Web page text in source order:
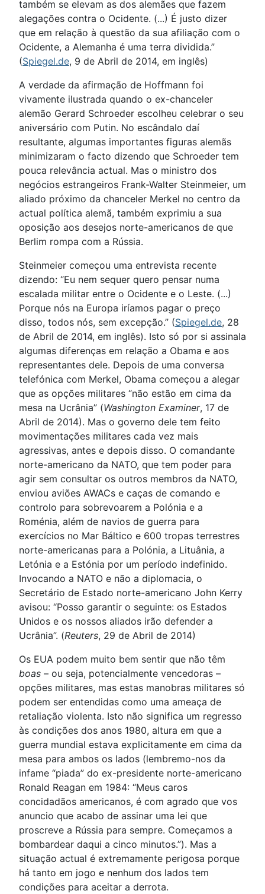
também se elevam as dos alemães que fazem
alegações contra o Ocidente. (...) É justo dizer
que em relação à questão da sua afiliação com o
Ocidente, a Alemanha é uma terra dividida.”
(Spiegel.de, 9 de Abril de 2014, em inglês)
A verdade da afirmação de Hoffmann foi
vivamente ilustrada quando o ex-chanceler
alemão Gerard Schroeder escolheu celebrar o seu
aniversário com Putin. No escândalo daí
resultante, algumas importantes figuras alemãs
minimizaram o facto dizendo que Schroeder tem
pouca relevância actual. Mas o ministro dos
negócios estrangeiros Frank-Walter Steinmeier, um
aliado próximo da chanceler Merkel no centro da
actual política alemã, também exprimiu a sua
oposição aos desejos norte-americanos de que
Berlim rompa com a Rússia.
Steinmeier começou uma entrevista recente
dizendo: “Eu nem sequer quero pensar numa
escalada militar entre o Ocidente e o Leste. (...)
Porque nós na Europa iríamos pagar o preço
disso, todos nós, sem excepção.” (Spiegel.de, 28
de Abril de 2014, em inglês). Isto só por si assinala
algumas diferenças em relação a Obama e aos
representantes dele. Depois de uma conversa
telefónica com Merkel, Obama começou a alegar
que as opções militares “não estão em cima da
mesa na Ucrânia” (Washington Examiner, 17 de
Abril de 2014). Mas o governo dele tem feito
movimentações militares cada vez mais
agressivas, antes e depois disso. O comandante
norte-americano da NATO, que tem poder para
agir sem consultar os outros membros da NATO,
enviou aviões AWACs e caças de comando e
controlo para sobrevoarem a Polónia e a
Roménia, além de navios de guerra para
exercícios no Mar Báltico e 600 tropas terrestres
norte-americanas para a Polónia, a Lituânia, a
Letónia e a Estónia por um período indefinido.
Invocando a NATO e não a diplomacia, o
Secretário de Estado norte-americano John Kerry
avisou: “Posso garantir o seguinte: os Estados
Unidos e os nossos aliados irão defender a
Ucrânia”. (Reuters, 29 de Abril de 2014)
Os EUA podem muito bem sentir que não têm
boas – ou seja, potencialmente vencedoras –
opções militares, mas estas manobras militares só
podem ser entendidas como uma ameaça de
retaliação violenta. Isto não significa um regresso
às condições dos anos 1980, altura em que a
guerra mundial estava explicitamente em cima da
mesa para ambos os lados (lembremo-nos da
infame “piada” do ex-presidente norte-americano
Ronald Reagan em 1984: “Meus caros
concidadãos americanos, é com agrado que vos
anuncio que acabo de assinar uma lei que
proscreve a Rússia para sempre. Começamos a
bombardear daqui a cinco minutos.”). Mas a
situação actual é extremamente perigosa porque
há tanto em jogo e nenhum dos lados tem
condições para aceitar a derrota.